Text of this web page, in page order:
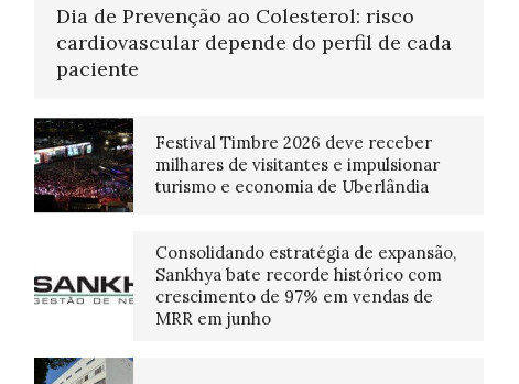
Dia de Prevenção ao Colesterol: risco
cardiovascular depende do perfil de cada
paciente
Festival Timbre 2026 deve receber
milhares de visitantes e impulsionar
turismo e economia de Uberlândia
Consolidando estratégia de expansão,
Sankhya bate recorde histórico com
crescimento de 97% em vendas de
MRR em junho